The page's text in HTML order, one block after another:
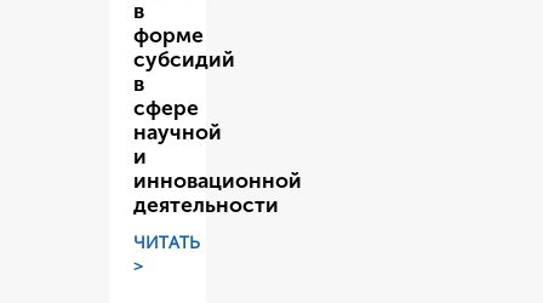
в
форме
субсидий
в
сфере
научной
и
инновационной
деятельности
ЧИТАТЬ
>